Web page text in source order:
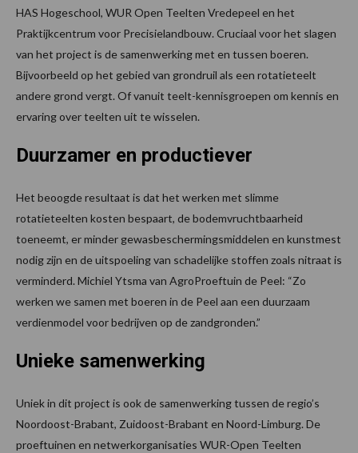
HAS Hogeschool, WUR Open Teelten Vredepeel en het
Praktijkcentrum voor Precisielandbouw. Cruciaal voor het slagen
van het project is de samenwerking met en tussen boeren.
Bijvoorbeeld op het gebied van grondruil als een rotatieteelt
andere grond vergt. Of vanuit teelt-kennisgroepen om kennis en
ervaring over teelten uit te wisselen.
Duurzamer en productiever
Het beoogde resultaat is dat het werken met slimme
rotatieteelten kosten bespaart, de bodemvruchtbaarheid
toeneemt, er minder gewasbeschermingsmiddelen en kunstmest
nodig zijn en de uitspoeling van schadelijke stoffen zoals nitraat is
verminderd. Michiel Ytsma van AgroProeftuin de Peel: “Zo
werken we samen met boeren in de Peel aan een duurzaam
verdienmodel voor bedrijven op de zandgronden.”
Unieke samenwerking
Uniek in dit project is ook de samenwerking tussen de regio’s
Noordoost-Brabant, Zuidoost-Brabant en Noord-Limburg. De
proeftuinen en netwerkorganisaties WUR-Open Teelten